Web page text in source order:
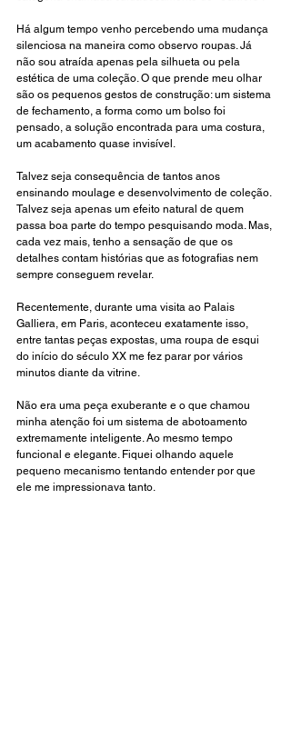
Há algum tempo venho percebendo uma mudança
silenciosa na maneira como observo roupas. Já
não sou atraída apenas pela silhueta ou pela
estética de uma coleção. O que prende meu olhar
são os pequenos gestos de construção: um sistema
de fechamento, a forma como um bolso foi
pensado, a solução encontrada para uma costura,
um acabamento quase invisível.
Talvez seja consequência de tantos anos
ensinando moulage e desenvolvimento de coleção.
Talvez seja apenas um efeito natural de quem
passa boa parte do tempo pesquisando moda. Mas,
cada vez mais, tenho a sensação de que os
detalhes contam histórias que as fotografias nem
sempre conseguem revelar.
Recentemente, durante uma visita ao Palais
Galliera, em Paris, aconteceu exatamente isso,
entre tantas peças expostas, uma roupa de esqui
do início do século XX me fez parar por vários
minutos diante da vitrine.
Não era uma peça exuberante e o que chamou
minha atenção foi um sistema de abotoamento
extremamente inteligente. Ao mesmo tempo
funcional e elegante. Fiquei olhando aquele
pequeno mecanismo tentando entender por que
ele me impressionava tanto.